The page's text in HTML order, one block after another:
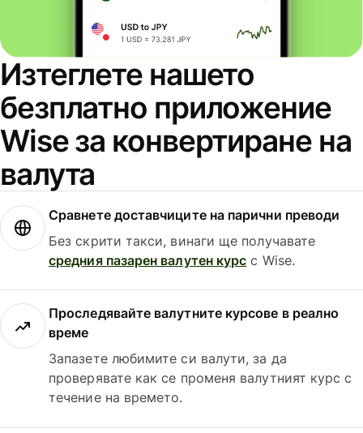
Изтеглете нашето
безплатно приложение
Wise за конвертиране на
валута
Сравнете доставчиците на парични преводи
Без скрити такси, винаги ще получавате
средния пазарен валутен курс с Wise.
Проследявайте валутните курсове в реално
време
Запазете любимите си валути, за да
проверявате как се променя валутният курс с
течение на времето.